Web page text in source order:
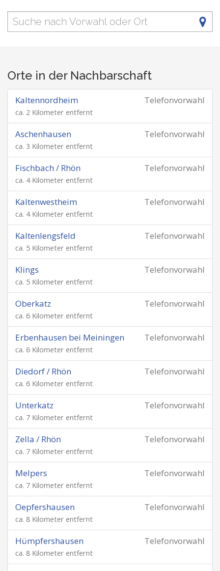
Orte in der Nachbarschaft
Telefonvorwahl
Kaltennordheim
ca. 2 Kilometer entfernt
Telefonvorwahl
Aschenhausen
ca. 3 Kilometer entfernt
Telefonvorwahl
Fischbach / Rhön
ca. 4 Kilometer entfernt
Telefonvorwahl
Kaltenwestheim
ca. 4 Kilometer entfernt
Telefonvorwahl
Kaltenlengsfeld
ca. 5 Kilometer entfernt
Telefonvorwahl
Klings
ca. 5 Kilometer entfernt
Telefonvorwahl
Oberkatz
ca. 6 Kilometer entfernt
Telefonvorwahl
Erbenhausen bei Meiningen
ca. 6 Kilometer entfernt
Telefonvorwahl
Diedorf / Rhön
ca. 6 Kilometer entfernt
Telefonvorwahl
Unterkatz
ca. 7 Kilometer entfernt
Telefonvorwahl
Zella / Rhön
ca. 7 Kilometer entfernt
Telefonvorwahl
Melpers
ca. 7 Kilometer entfernt
Telefonvorwahl
Oepfershausen
ca. 8 Kilometer entfernt
Telefonvorwahl
Hümpfershausen
ca. 8 Kilometer entfernt